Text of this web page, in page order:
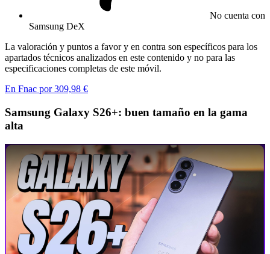
No cuenta con
Samsung DeX
La valoración y puntos a favor y en contra son específicos para los
apartados técnicos analizados en este contenido y no para las
especificaciones completas de este móvil.
En Fnac por 309,98 €
Samsung Galaxy S26+: buen tamaño en la gama
alta